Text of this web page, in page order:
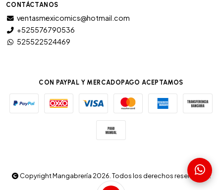
CONTÁCTANOS
ventasmexicomics@hotmail.com
+525576790536
525522524469
CON PAYPAL Y MERCADOPAGO ACEPTAMOS
Copyright Mangabrería 2026. Todos los derechos reservados.